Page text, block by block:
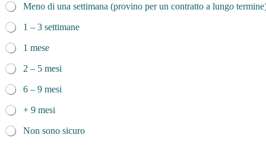
Meno di una settimana (provino per un contratto a lungo
1 – 3 settimane
1 mese
2 – 5 mesi
6 – 9 mesi
+ 9 mesi
Non sono sicuro